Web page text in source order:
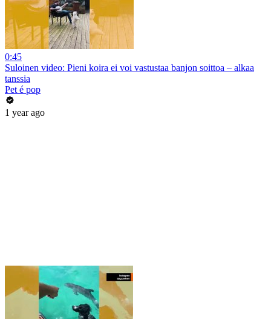
0:45
Suloinen video: Pieni koira ei voi vastustaa banjon soittoa – alkaa
tanssia
Pet é pop
1 year ago